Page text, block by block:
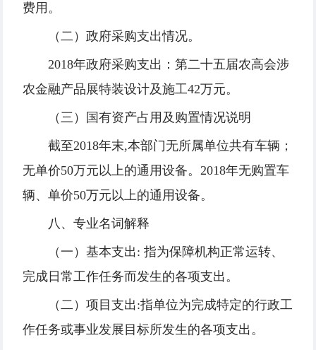
费用。
（二）政府采购支出情况。
2018年政府采购支出：第二十五届农高会涉
农金融产品展特装设计及施工42万元。
（三）国有资产占用及购置情况说明
截至2018年末,本部门无所属单位共有车辆；
无单价50万元以上的通用设备。2018年无购置车
辆、单价50万元以上的通用设备。
八、专业名词解释
（一）基本支出: 指为保障机构正常运转、
完成日常工作任务而发生的各项支出。
（二）项目支出:指单位为完成特定的行政工
作任务或事业发展目标所发生的各项支出。